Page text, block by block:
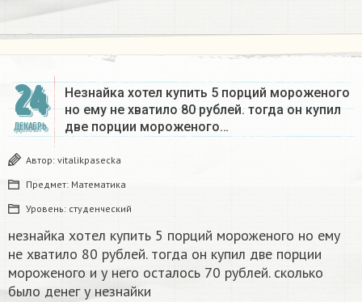
24
ДЕКАБРЬ
Незнайка хотел купить 5 порций мороженого
но ему не хватило 80 рублей. тогда он купил
две порции мороженого…
Автор: vitalikpasecka
Предмет: Математика
Уровень: студенческий
незнайка хотел купить 5 порций мороженого но ему
не хватило 80 рублей. тогда он купил две порции
мороженого и у него осталось 70 рублей. сколько
было денег у незнайки